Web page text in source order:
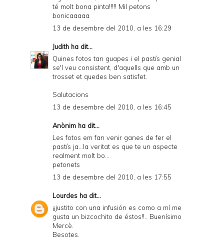
té molt bona pinta!!!!! Mil petons
bonicaaaaa
13 de desembre del 2010, a les 16:29
Judith ha dit...
Quines fotos tan guapes i el pastís genial
se'l veu consistent, d'aquells que amb un
trosset et quedes ben satisfet.
Salutacions
13 de desembre del 2010, a les 16:45
Anònim ha dit...
Les fotos em fan venir ganes de fer el
pastís ja...la veritat es que te un aspecte
realment molt bo...
petonets
13 de desembre del 2010, a les 17:55
Lourdes ha dit...
¡¡justito con una infusión es como a mí me
gusta un bizcochito de éstos!!.. Buenísimo
Mercè.
Besotes.